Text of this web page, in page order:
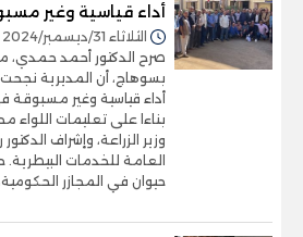
أداء قياسية وغير
الثلاثاء 31/ديسمبر/2024 - 03:54 م
صرح الدكتور أحمد حمدي،
بسوهاج، أن المديرية
بناءا على تعليمات
وزير الزراعة، وإشراف
حيوان في المجازر